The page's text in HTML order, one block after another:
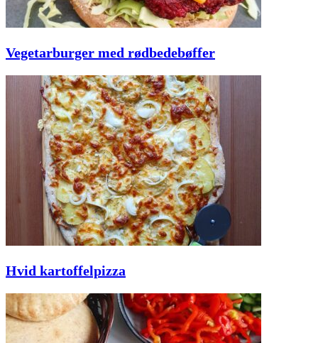
Vegetarburger med rødbedebøffer
Hvid kartoffelpizza